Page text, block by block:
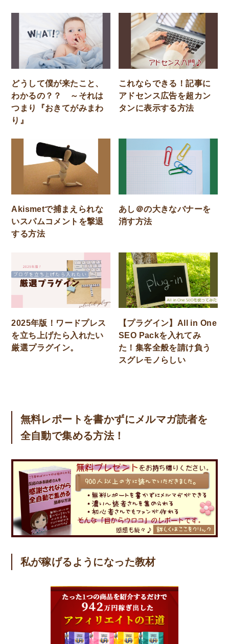
どうして僕が来たこと、
わかるの？？ ～それは
つまり『おきてがみまわ
り』
これならできる！記事に
アドセンス広告を超カン
タンに表示する方法
Akismetで捕まえられな
いスパムコメントを撃退
する方法
あし＠の大きなバナーを
消す方法
2025年版！ワードプレス
を立ち上げたら入れたい
厳選プラグイン。
【プラグイン】All in One
SEO Packを入れてみ
た！集客全般を請け負う
スグレモノらしい
無料レポートを書かずにメルマガ読者を
全自動で集める方法！
私が稼げるようになった教材